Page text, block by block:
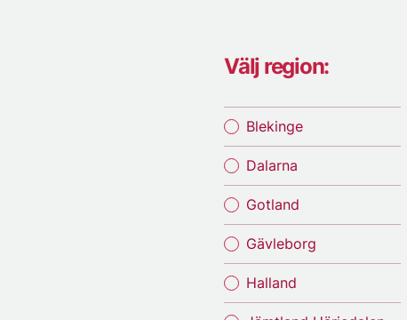
Välj region:
Blekinge
Dalarna
Gotland
Gävleborg
Halland